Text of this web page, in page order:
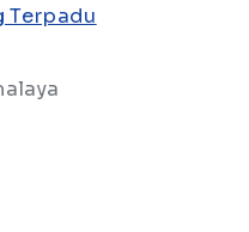
Terpadu